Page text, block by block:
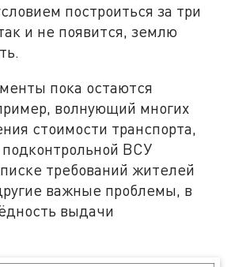
построиться за три
и не появится, землю
пока остаются
волнующий многих
стоимости транспорта,
ВСУ
требований жителей
важные проблемы, в
выдачи